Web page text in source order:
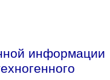
информации